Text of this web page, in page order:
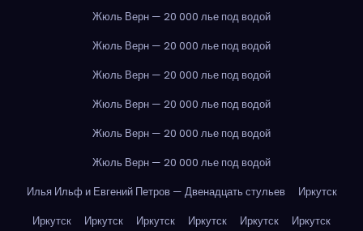
Жюль Верн — 20 000 лье под водой
Жюль Верн — 20 000 лье под водой
Жюль Верн — 20 000 лье под водой
Жюль Верн — 20 000 лье под водой
Жюль Верн — 20 000 лье под водой
Жюль Верн — 20 000 лье под водой
Илья Ильф и Евгений Петров — Двенадцать стульев
Иркутск
Иркутск
Иркутск Иркутск Иркутск Иркутск
Иркутск